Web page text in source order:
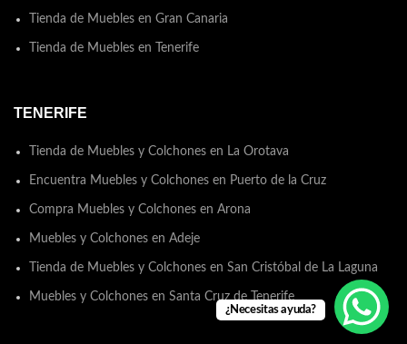
Tienda de Muebles en Gran Canaria
Tienda de Muebles en Tenerife
TENERIFE
Tienda de Muebles y Colchones en La Orotava
Encuentra Muebles y Colchones en Puerto de la Cruz
Compra Muebles y Colchones en Arona
Muebles y Colchones en Adeje
Tienda de Muebles y Colchones en San Cristóbal de La Laguna
Muebles y Colchones en Santa Cruz de Tenerife
¿Necesitas ayuda?